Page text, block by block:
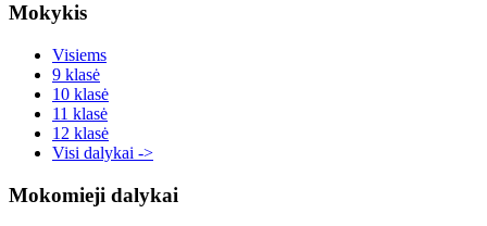
Mokykis
Visiems
9 klasė
10 klasė
11 klasė
12 klasė
Visi dalykai ->
Mokomieji dalykai